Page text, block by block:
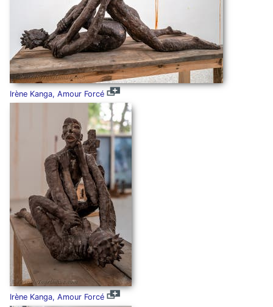
Irène Kanga, Amour Forcé
Irène Kanga, Amour Forcé